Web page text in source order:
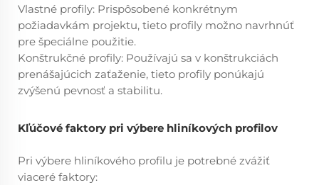
Vlastné profily: Prispôsobené konkrétnym
požiadavkám projektu, tieto profily možno navrhnúť
pre špeciálne použitie.
Konštrukčné profily: Používajú sa v konštrukciách
prenášajúcich zaťaženie, tieto profily ponúkajú
zvýšenú pevnosť a stabilitu.
Kľúčové faktory pri výbere hliníkových profilov
Pri výbere hliníkového profilu je potrebné zvážiť
viaceré faktory: